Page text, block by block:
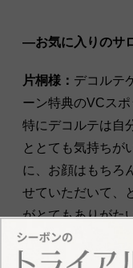
―お気に入りのサ
片桐様： デコルテ
ーン特典のVCスポ
特にデコルテは自
ととても気持ちが
に、お顔はもちろ
せていただいて、
がとてもありがた
をいただいていま